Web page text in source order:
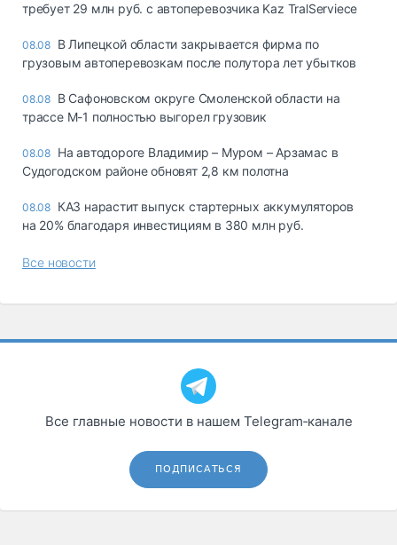
требует 29 млн руб. с автоперевозчика Kaz TralServiece
08.08 В Липецкой области закрывается фирма по
грузовым автоперевозкам после полутора лет убытков
08.08 В Сафоновском округе Смоленской области на
трассе М-1 полностью выгорел грузовик
08.08 На автодороге Владимир – Муром – Арзамас в
Судогодском районе обновят 2,8 км полотна
08.08 КАЗ нарастит выпуск стартерных аккумуляторов
на 20% благодаря инвестициям в 380 млн руб.
Все новости
Все главные новости в нашем Telegram‑канале
ПОДПИСАТЬСЯ